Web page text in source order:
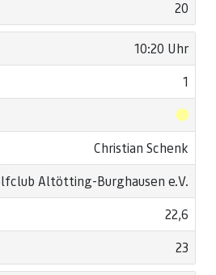
20
10:20 Uhr
1
Christian Schenk
Altötting-Burghausen e.V.
22,6
23